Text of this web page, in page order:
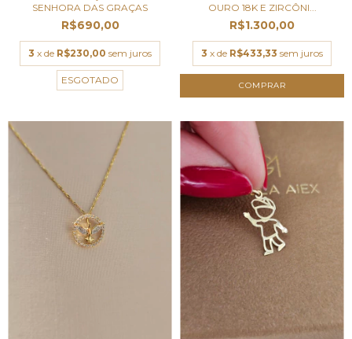
SENHORA DAS GRAÇAS
R$690,00
3 x de R$230,00 sem juros
ESGOTADO
OURO 18K E ZIRCÔNI...
R$1.300,00
3 x de R$433,33 sem juros